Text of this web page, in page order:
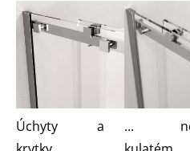
Úchyty a
...